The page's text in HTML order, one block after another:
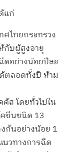
แก่
ไทยกระทรวง
กับผู้สูงอายุ
ดอย่างน้อยปีละ
ตลอดทั้งปี ห้าม
ส โดยทั่วไปใน
ซีนชนิด 13
กันอย่างน้อย 1
วทางการฉีด